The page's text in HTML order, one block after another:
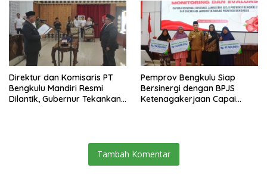
Masih Jadi Sorotan
Direktur dan Komisaris PT
Bengkulu Mandiri Resmi
Dilantik, Gubernur Tekankan
Pemprov Bengkulu Siap
Bersinergi dengan BPJS
Ketenagakerjaan Capai
Tambah Komentar